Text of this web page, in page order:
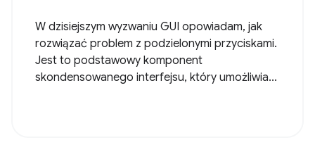
W dzisiejszym wyzwaniu GUI opowiadam, jak
rozwiązać problem z podzielonymi przyciskami.
Jest to podstawowy komponent
skondensowanego interfejsu, który umożliwia...